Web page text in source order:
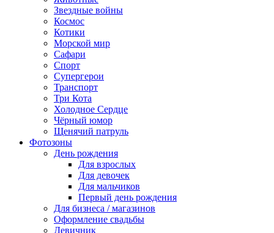
Звездные войны
Космос
Котики
Морской мир
Сафари
Спорт
Супергерои
Транспорт
Три Кота
Холодное Сердце
Чёрный юмор
Щенячий патруль
Фотозоны
День рождения
Для взрослых
Для девочек
Для мальчиков
Первый день рождения
Для бизнеса / магазинов
Оформление свадьбы
Девичник